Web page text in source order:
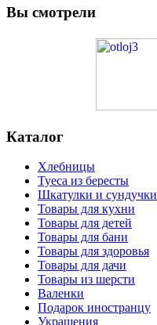
Вы смотрели
Каталог
Хлебницы
Туеса из бересты
Шкатулки и сундучки
Товары для кухни
Товары для детей
Товары для бани
Товары для здоровья
Товары для дачи
Товары из шерсти
Валенки
Подарок иностранцу
Украшения